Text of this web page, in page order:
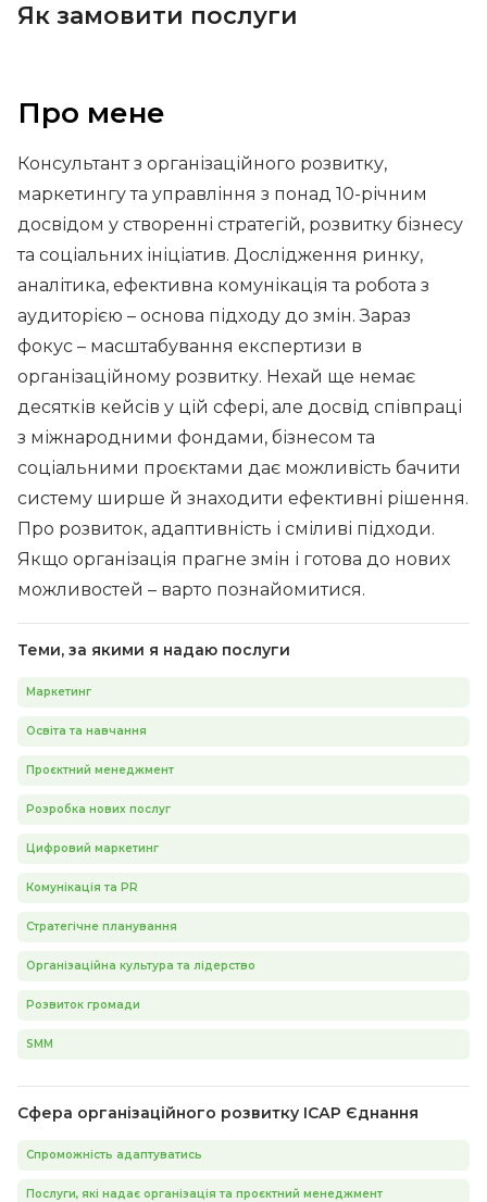
Про мене
Консультант з організаційного розвитку,
маркетингу та управління з понад 10-річним
досвідом у створенні стратегій, розвитку бізнесу
та соціальних ініціатив. Дослідження ринку,
аналітика, ефективна комунікація та робота з
аудиторією – основа підходу до змін. Зараз
фокус – масштабування експертизи в
організаційному розвитку. Нехай ще немає
десятків кейсів у цій сфері, але досвід співпраці
з міжнародними фондами, бізнесом та
соціальними проєктами дає можливість бачити
систему ширше й знаходити ефективні рішення.
Про розвиток, адаптивність і сміливі підходи.
Якщо організація прагне змін і готова до нових
можливостей – варто познайомитися.
Теми, за якими я надаю послуги
Маркетинг
Освіта та навчання
Проєктний менеджмент
Розробка нових послуг
Цифровий маркетинг
Комунікація та PR
Стратегічне планування
Організаційна культура та лідерство
Розвиток громади
SMM
Сфера організаційного розвитку ІСАР Єднання
Спроможність адаптуватись
Послуги, які надає організація та проєктний менеджмент
Як замовити послуги